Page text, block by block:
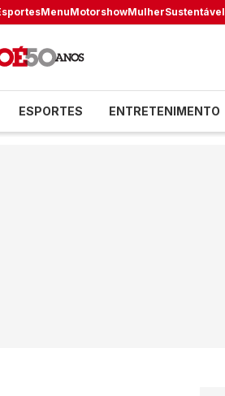
MenuMotorshowMulherSustentável
ESPORTES ENTRETENIMENTO